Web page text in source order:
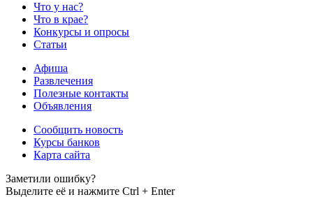
Что у нас?
Что в крае?
Конкурсы и опросы
Статьи
Афиша
Развлечения
Полезные контакты
Объявления
Сообщить новость
Курсы банков
Карта сайта
Заметили ошибку?
Выделите её и нажмите Ctrl + Enter